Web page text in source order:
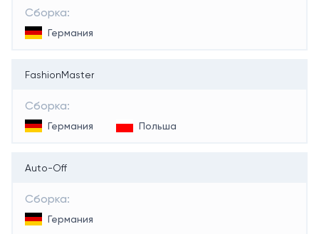
Сборка:
Германия
FashionMaster
Сборка:
Германия Польша
Auto-Off
Сборка:
Германия